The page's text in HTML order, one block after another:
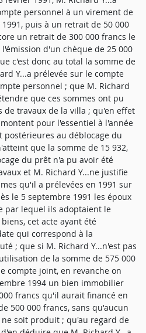
personnel à un virement de
puis à un retrait de 50 000
un retrait de 300 000 francs le
d'un chèque de 25 000
c'est donc au total la somme de
Y...a prélevée sur le compte
personnel ; que M. Richard
que ces sommes ont pu
de travaux de la villa ; qu'en effet
pour l'essentiel à l'année
postérieures au déblocage du
que la somme de 15 932,
du prêt n'a pu avoir été
et M. Richard Y...ne justifie
qu'il a prélevées en 1991 sur
le 5 septembre 1991 les époux
par lequel ils adoptaient le
cet acte ayant été
qui correspond à la
; que si M. Richard Y...n'est pas
de la somme de 575 000
compte joint, en revanche on
1994 un bien immobilier
francs qu'il aurait financé en
500 000 francs, sans qu'aucun
soit produit ; qu'au regard de